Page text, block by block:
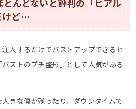
んどないと評判の「ヒアル
けど…
入するだけでバストアップできるヒ
ストのプチ整形」として人気がある
きな傷が残ったり、ダウンタイムで